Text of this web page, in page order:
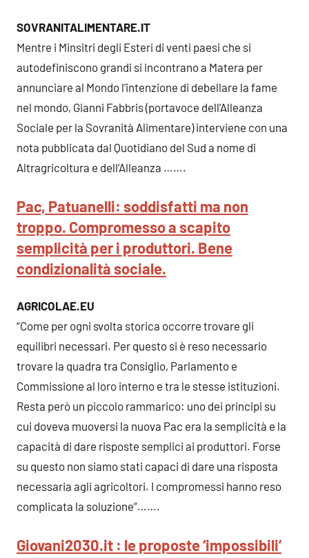
SOVRANITALIMENTARE.IT
Mentre i Minsitri degli Esteri di venti paesi che si
autodefiniscono grandi si incontrano a Matera per
annunciare al Mondo l’intenzione di debellare la fame
nel mondo, Gianni Fabbris (portavoce dell’Alleanza
Sociale per la Sovranità Alimentare) interviene con una
nota pubblicata dal Quotidiano del Sud a nome di
Altragricoltura e dell’Alleanza …….
Pac, Patuanelli: soddisfatti ma non
troppo. Compromesso a scapito
semplicità per i produttori. Bene
condizionalità sociale.
AGRICOLAE.EU
“Come per ogni svolta storica occorre trovare gli
equilibri necessari. Per questo si è reso necessario
trovare la quadra tra Consiglio, Parlamento e
Commissione al loro interno e tra le stesse istituzioni.
Resta però un piccolo rammarico: uno dei principi su
cui doveva muoversi la nuova Pac era la semplicità e la
capacità di dare risposte semplici ai produttori. Forse
su questo non siamo stati capaci di dare una risposta
necessaria agli agricoltori. I compromessi hanno reso
complicata la soluzione”…….
Giovani2030.it : le proposte ‘impossibili’